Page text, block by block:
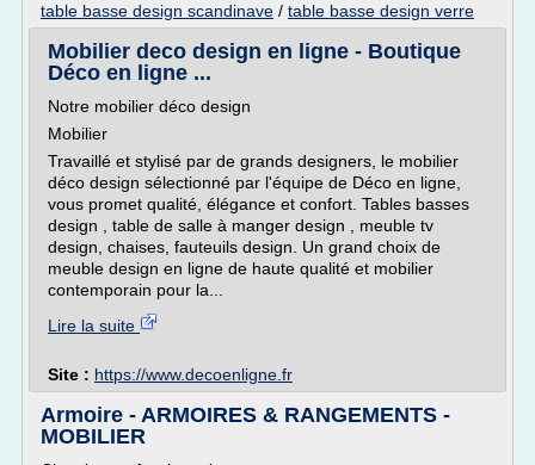
table basse design scandinave / table basse design verre
Mobilier deco design en ligne - Boutique
Déco en ligne ...
Notre mobilier déco design
Mobilier
Travaillé et stylisé par de grands designers, le mobilier
déco design sélectionné par l'équipe de Déco en ligne,
vous promet qualité, élégance et confort. Tables basses
design , table de salle à manger design , meuble tv
design, chaises, fauteuils design. Un grand choix de
meuble design en ligne de haute qualité et mobilier
contemporain pour la...
Lire la suite
Site : https://www.decoenligne.fr
Armoire - ARMOIRES & RANGEMENTS -
MOBILIER